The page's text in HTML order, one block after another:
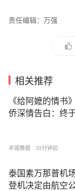
责任编辑：万强
相关推荐
《给阿嬷的情书
侨深情告白：终
羊城晚报 39分钟前
泰国素万那普机
登机决定由航空